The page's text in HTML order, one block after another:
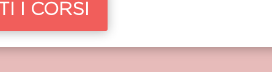
I CORSI